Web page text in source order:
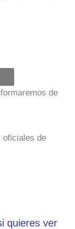
de
oficiales de
quieres ver